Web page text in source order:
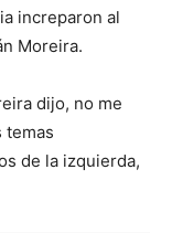
increparon al
Moreira.
dijo, no me
temas
de la izquierda,